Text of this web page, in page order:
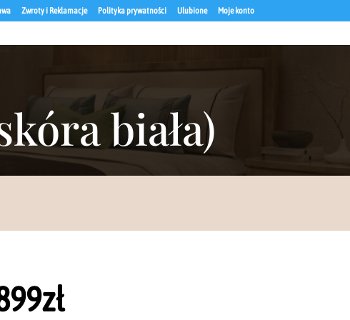
Zwroty i Reklamacje Polityka prywatności Ulubione Moje konto
biała)
zł